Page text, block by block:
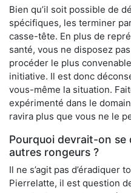
Bien qu’il soit possible de
spécifiques, les terminer
casse-tête. En plus de
santé, vous ne disposez
procéder le plus
initiative. Il est donc
vous-même la situation.
expérimenté dans le
ravira plus que vous ne le
Pourquoi devrait-on se
autres rongeurs ?
Il ne s’agit pas d’éradiquer
Pierrelatte, il est question